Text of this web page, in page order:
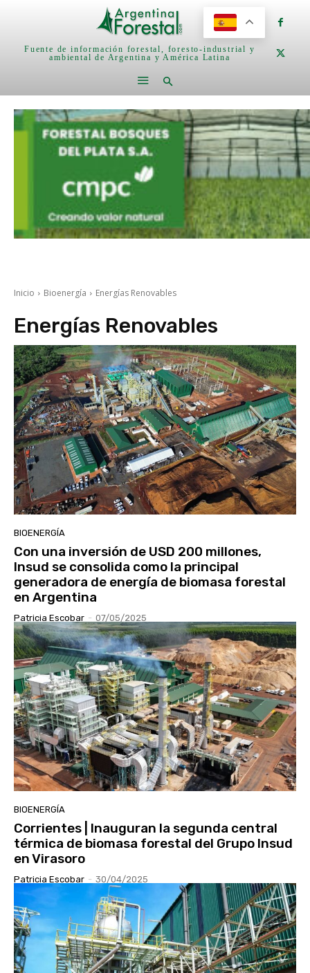
Fuente de información forestal, foresto-industrial y
ambiental de Argentina y América Latina
Inicio Bioenergía Energías Renovables
Energías Renovables
BIOENERGÍA
Con una inversión de USD 200 millones,
Insud se consolida como la principal
generadora de energía de biomasa forestal
en Argentina
Patricia Escobar - 07/05/2025
BIOENERGÍA
Corrientes | Inauguran la segunda central
térmica de biomasa forestal del Grupo Insud
en Virasoro
Patricia Escobar - 30/04/2025